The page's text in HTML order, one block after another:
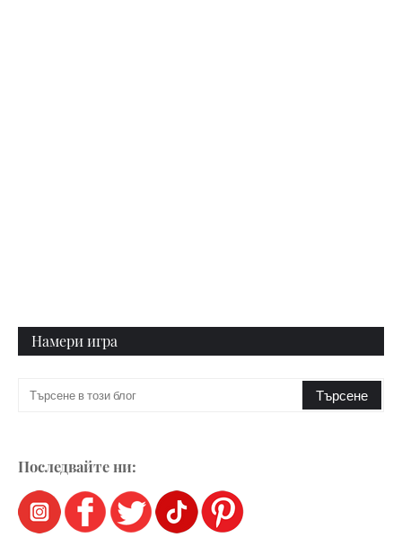
Намери игра
Последвайте ни: